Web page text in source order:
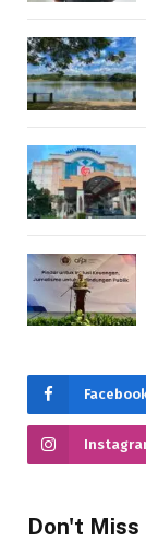
Don't Miss